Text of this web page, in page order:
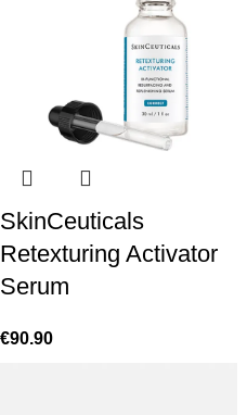
SkinCeuticals
Retexturing Activator
Serum
€90.90